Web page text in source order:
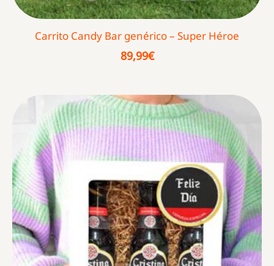
Carrito Candy Bar genérico – Super Héroe
89,99€